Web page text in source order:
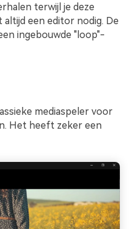
terwijl je deze
altijd een editor nodig. De
ingebouwde "loop"-
mediaspeler voor
Het heeft zeker een